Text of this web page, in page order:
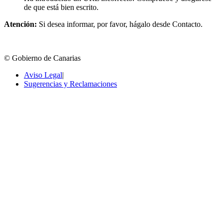
de que está bien escrito.
Atención: Si desea informar, por favor, hágalo desde Contacto.
© Gobierno de Canarias
Aviso Legal|
Sugerencias y Reclamaciones